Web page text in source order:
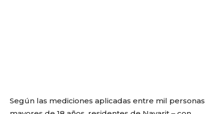
Según las mediciones aplicadas entre mil personas